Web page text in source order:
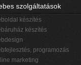
szolgáltatások
készítés
készítés
programozás
marketing